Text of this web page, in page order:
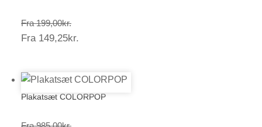
Fra 199,00kr.Prisinterval:
199,00kr.
Fra 149,25kr.
Plakatsæt COLORPOP
Prisinterval: